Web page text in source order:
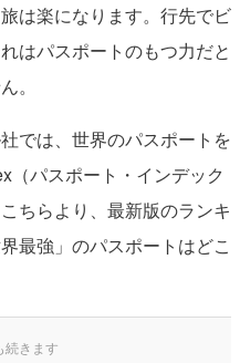
は楽になります。行先でビ
はパスポートのもつ力だと
。
では、世界のパスポートを
（パスポート・インデック
ちらより、最新版のランキ
最強」のパスポートはどこ